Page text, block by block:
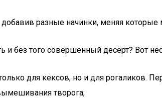
добавив разные начинки, меняя
и без того совершенный десерт? Вот
для кексов, но и для рогаликов.
творога;